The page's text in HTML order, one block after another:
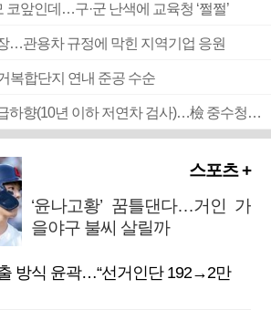
앞인데…구·군 난색에 교육청 ‘쩔쩔’
…관용차 규정에 막힌 지역기업 응원
복합단지 연내 준공 수순
■ 검사 신분 버리고 직급하향(10년 이하 저연차 검사)…檢 중수청행 기피
스포츠 +
‘윤나고황’ 꿈틀댄다…거인 가
을야구 불씨 살릴까
방식 윤곽…“선거인단 192→2만